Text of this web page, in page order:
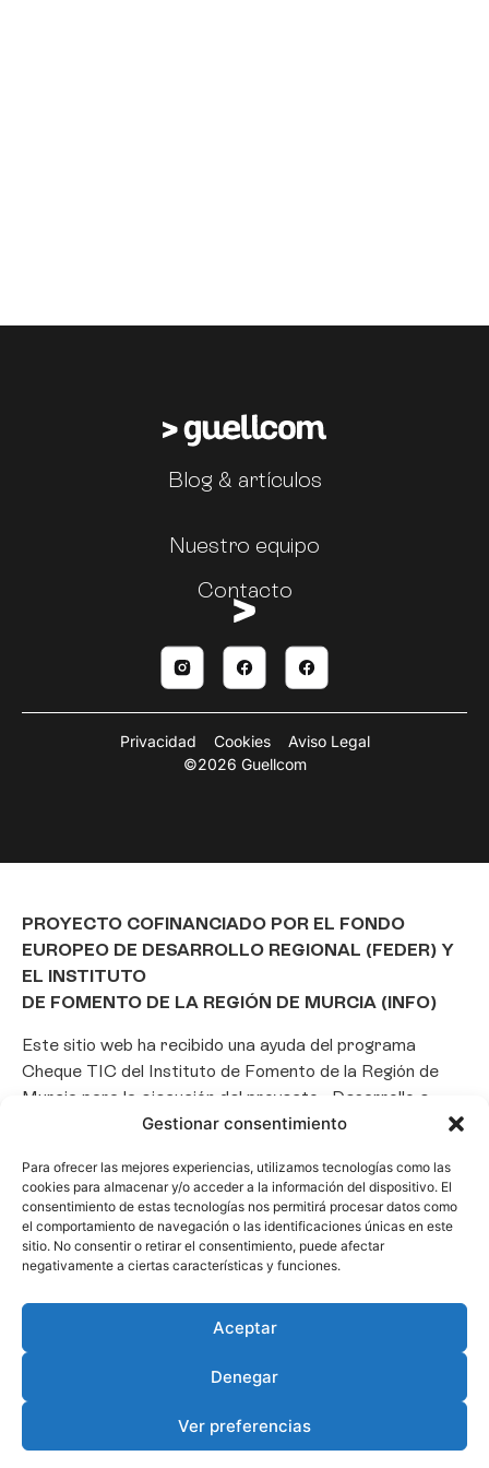
Gestionar consentimiento
Para ofrecer las mejores experiencias, utilizamos tecnologías como las
cookies para almacenar y/o acceder a la información del dispositivo. El
consentimiento de estas tecnologías nos permitirá procesar datos como
el comportamiento de navegación o las identificaciones únicas en este
sitio. No consentir o retirar el consentimiento, puede afectar
negativamente a ciertas características y funciones.
Aceptar
Denegar
Ver preferencias
Blog & artículos
Nuestro equipo
Contacto
©2026 Guellcom
Privacidad Cookies Aviso Legal
PROYECTO COFINANCIADO POR EL FONDO
EUROPEO DE DESARROLLO REGIONAL (FEDER) Y
EL INSTITUTO
DE FOMENTO DE LA REGIÓN DE MURCIA (INFO)
Este sitio web ha recibido una ayuda del programa
Cheque TIC del Instituto de Fomento de la Región de
Murcia para la ejecución del proyecto «Desarrollo e
implantación de un Chatbot de Inteligencia Artificial
promover la transformación digital, la automatización
de consultas y la optimización de la gestión de clientes
en el ámbito empresarial.